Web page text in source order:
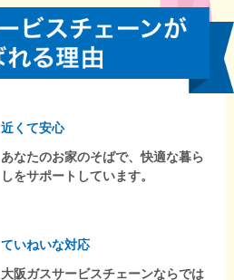
近くて安心
あなたのお家のそばで、快適な暮ら
しをサポートしています。
ていねいな対応
大阪ガスサービスチェーンならでは